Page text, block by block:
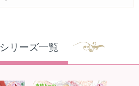
シリーズ一覧